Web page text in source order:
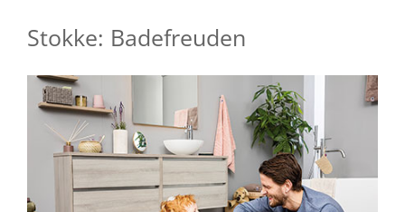
Stokke: Badefreuden